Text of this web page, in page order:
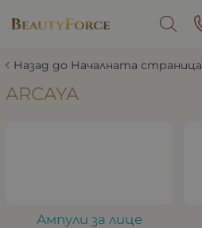
Назад до Началната страница
ARCAYA
Ампули за лице